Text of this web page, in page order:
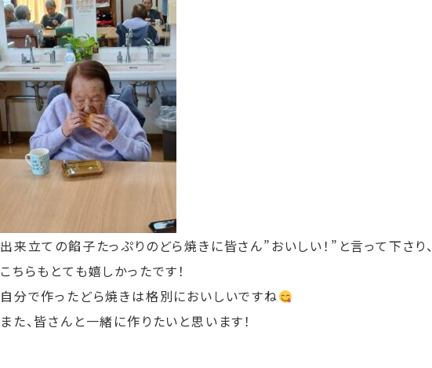
出来立ての餡子たっぷりのどら焼きに皆さん”おいしい！”と言って下さり、
こちらもとても嬉しかったです！
自分で作ったどら焼きは格別においしいですね
また、皆さんと一緒に作りたいと思います！